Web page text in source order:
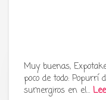
Tu radio
anime
Muy buenas,
poco de todo: Popurrí
sumergiros en el…